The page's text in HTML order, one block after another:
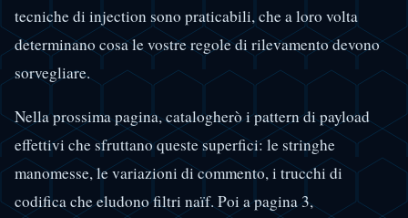
tecniche di injection sono praticabili, che a loro volta
determinano cosa le vostre regole di rilevamento devono
sorvegliare.
Nella prossima pagina, catalogherò i pattern di payload
effettivi che sfruttano queste superfici: le stringhe
manomesse, le variazioni di commento, i trucchi di
codifica che eludono filtri naïf. Poi a pagina 3,